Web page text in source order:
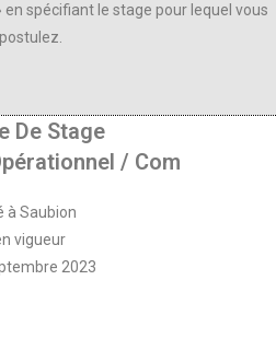
en spécifiant le stage pour lequel vous
postulez.
De Stage
/ Com
à Saubion
vigueur
2023